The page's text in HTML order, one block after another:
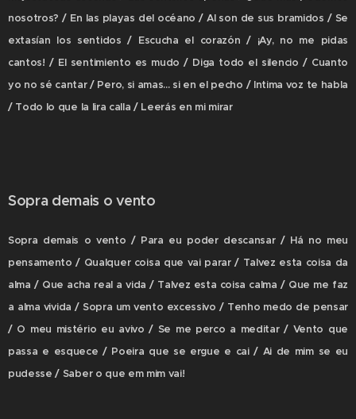
nosotros? / En las playas del océano / Al son de sus bramidos / Se
extasían los sentidos / Escucha el corazón / ¡Ay, no me pidas
cantos! / El sentimiento es mudo / Diga todo el silencio / Cuanto
yo no sé cantar / Pero, si amas... si en el pecho / Intima voz te habla
/ Todo lo que la lira calla / Leerás en mi mirar
Sopra demais o vento
Sopra demais o vento / Para eu poder descansar / Há no meu
pensamento / Qualquer coisa que vai parar / Talvez esta coisa da
alma / Que acha real a vida / Talvez esta coisa calma / Que me faz
a alma vivida / Sopra um vento excessivo / Tenho medo de pensar
/ O meu mistério eu avivo / Se me perco a meditar / Vento que
passa e esquece / Poeira que se ergue e cai / Ai de mim se eu
pudesse / Saber o que em mim vai!